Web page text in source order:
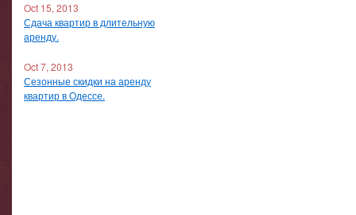
Oct 15, 2013
Сдача квартир в длительную
аренду.
Oct 7, 2013
Сезонные скидки на аренду
квартир в Одессе.